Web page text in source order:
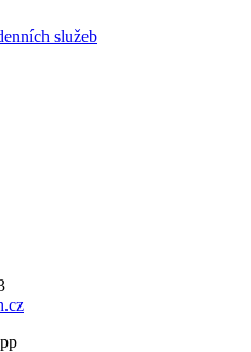
služeb